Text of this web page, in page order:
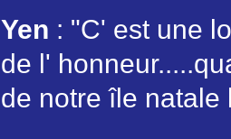
Yen : "C' est une
de l'
de notre île natale